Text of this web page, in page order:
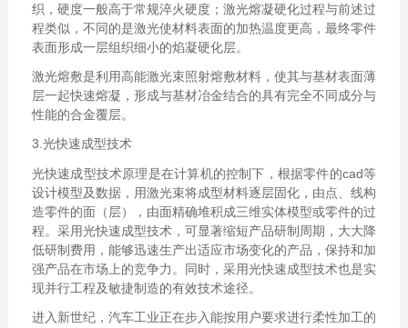
织，硬度一般高于常规淬火硬度；激光熔凝硬化过程与前述过
程类似，不同的是激光使材料表面的加热温度更高，最终零件
表面形成一层组织细小的焰凝硬化层。
激光熔敷是利用高能激光束照射熔敷材料，使其与基材表面薄
层一起快速熔凝，形成与基材冶金结合的具有完全不同成分与
性能的合金覆层。
3.光快速成型技术
光快速成型技术原理是在计算机的控制下，根据零件的cad等
设计模型及数据，用激光束将成型材料逐层固化，由点、线构
造零件的面（层），由面精确堆积成三维实体模型或零件的过
程。采用光快速成型技术，可显著缩短产品研制周期，大大降
低研制费用，能够迅速生产出适应市场变化的产品，保持和加
强产品在市场上的竞争力。同时，采用光快速成型技术也是实
现并行工程及敏捷制造的有效技术途径。
进入新世纪，汽车工业正在步入能按用户要求进行柔性加工的